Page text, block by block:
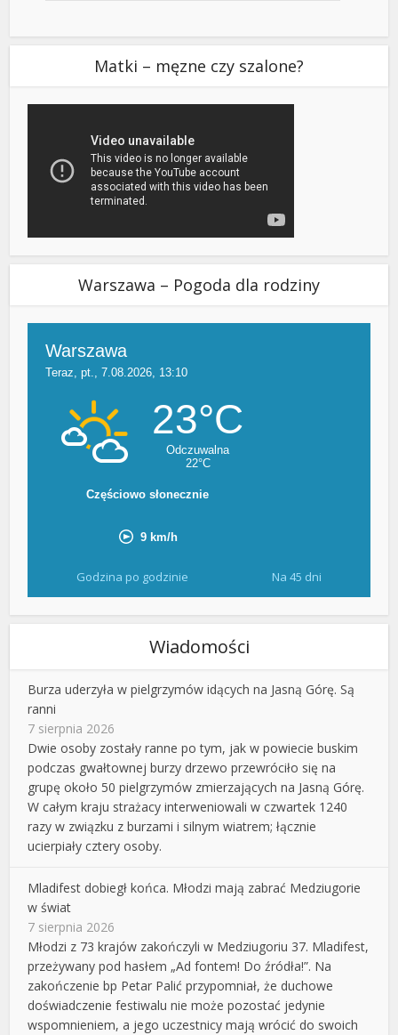
Matki – męzne czy szalone?
Warszawa – Pogoda dla rodziny
Godzina po godzinie Na 45 dni
Wiadomości
Burza uderzyła w pielgrzymów idących na Jasną Górę. Są
ranni
7 sierpnia 2026
Dwie osoby zostały ranne po tym, jak w powiecie buskim
podczas gwałtownej burzy drzewo przewróciło się na
grupę około 50 pielgrzymów zmierzających na Jasną Górę.
W całym kraju strażacy interweniowali w czwartek 1240
razy w związku z burzami i silnym wiatrem; łącznie
ucierpiały cztery osoby.
Mladifest dobiegł końca. Młodzi mają zabrać Medziugorie
w świat
7 sierpnia 2026
Młodzi z 73 krajów zakończyli w Medziugoriu 37. Mladifest,
przeżywany pod hasłem „Ad fontem! Do źródła!”. Na
zakończenie bp Petar Palić przypomniał, że duchowe
doświadczenie festiwalu nie może pozostać jedynie
wspomnieniem, a jego uczestnicy mają wrócić do swoich